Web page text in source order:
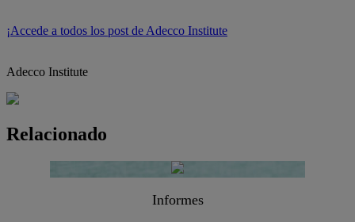
¡Accede a todos los post de Adecco Institute
Adecco Institute
Relacionado
Informes